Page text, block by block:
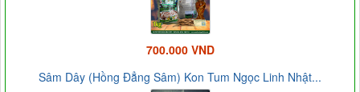
700.000 VND
Sâm Dây (Hồng Đẳng Sâm) Kon Tum Ngọc Linh Nhật...